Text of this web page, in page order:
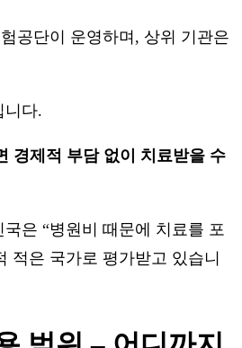
공단이 운영하며, 상위 기관은
니다.
경제적 부담 없이 치료받을 수
은 “병원비 때문에 치료를 포
적은 국가로 평가받고 있습니